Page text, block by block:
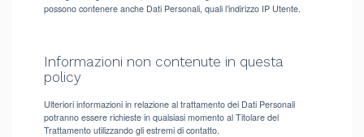
possono contenere anche Dati Personali, quali l’indirizzo IP Utente.
Informazioni non contenute in questa
policy
Ulteriori informazioni in relazione al trattamento dei Dati Personali
potranno essere richieste in qualsiasi momento al Titolare del
Trattamento utilizzando gli estremi di contatto.